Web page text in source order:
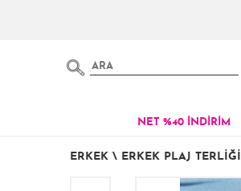
NET %40 İNDİRİM
ERKEK \ ERKEK PLAJ TERLIĞI